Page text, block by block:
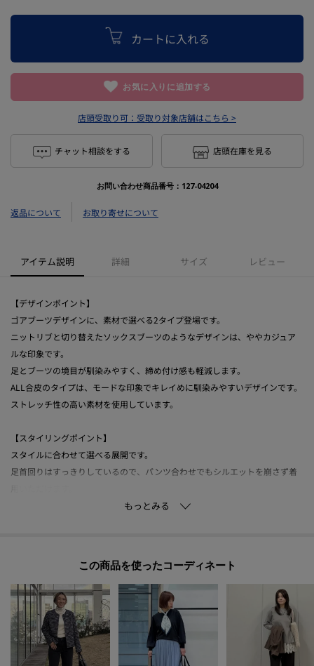
カートに入れる
お気に入りに追加する
店頭受取り可： 受取り対象店舗はこちら >
チャット相談をする 店頭在庫を見る
お問い合わせ商品番号： 127-04204
返品について お取り寄せについて
アイテム説明 詳細 サイズ レビュー
【デザインポイント】
ゴアブーツデザインに、素材で選べる2タイプ登場です。
ニットリブと切り替えたソックスブーツのようなデザインは、ややカジュア
ルな印象です。
足とブーツの境目が馴染みやすく、締め付け感も軽減します。
ALL合皮のタイプは、モードな印象でキレイめに馴染みやすいデザインです。
ストレッチ性の高い素材を使用しています。
【スタイリングポイント】
スタイルに合わせて選べる展開です。
足首回りはすっきりしているので、パンツ合わせでもシルエットを崩さず着
[お気に入り登録とは？]
オンラインサイトの各アイテムにある「♡マーク」を
クリックして簡単に追加できます！
[おすすめPOINT]
この商品を使った